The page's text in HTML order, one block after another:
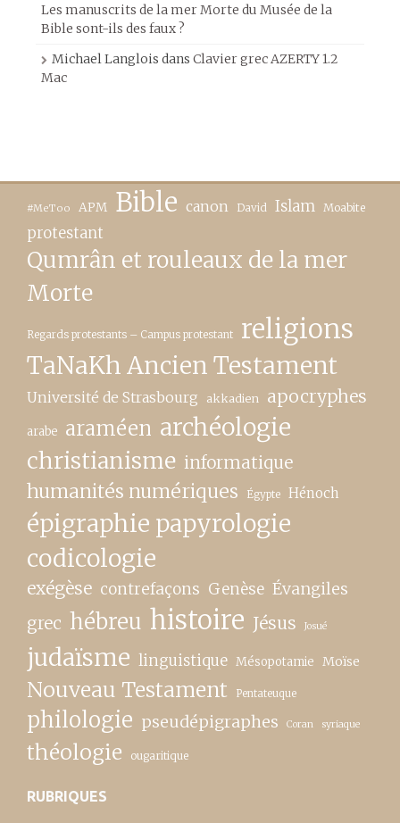
Les manuscrits de la mer Morte du Musée de la
Bible sont-ils des faux ?
Michael Langlois dans Clavier grec AZERTY 1.2
Mac
#MeToo APM Bible canon David Islam Moabite
protestant
Qumrân et rouleaux de la mer
Morte
Regards protestants – Campus protestant religions
TaNaKh Ancien Testament
Université de Strasbourg akkadien apocryphes
arabe araméen archéologie
christianisme informatique
humanités numériques Égypte Hénoch
épigraphie papyrologie
codicologie
exégèse contrefaçons Genèse Évangiles
grec hébreu histoire Jésus Josué
judaïsme linguistique Mésopotamie Moïse
Nouveau Testament Pentateuque
philologie pseudépigraphes Coran syriaque
théologie ougaritique
RUBRIQUES